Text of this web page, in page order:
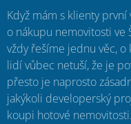
Když mám s klienty
o nákupu nemovitosti ve
vždy řešíme jednu věc, o
lidí vůbec netuší, že je
přesto je naprosto
jakýkoli developerský
koupi hotové nemovitosti.